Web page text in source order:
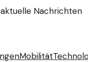
Nachrichten
Mobilität